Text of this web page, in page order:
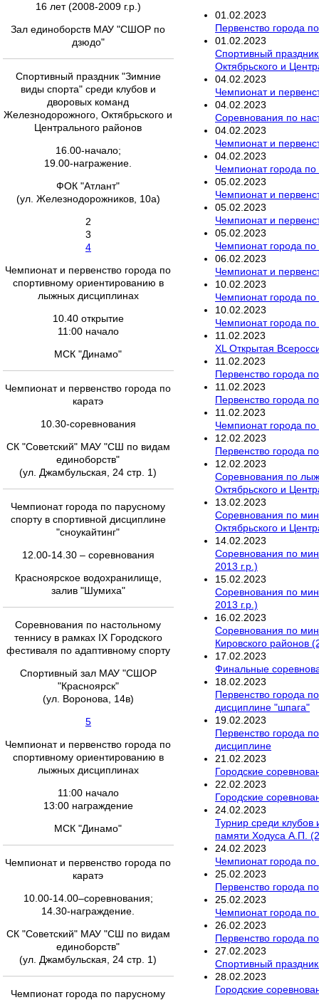
16 лет (2008-2009 г.р.)
Зал единоборств МАУ "СШОР по
дзюдо"
Спортивный праздник "Зимние
виды спорта" среди клубов и
дворовых команд
Железнодорожного, Октябрьского и
Центрального районов
16.00-начало;
19.00-награжение.
ФОК "Атлант"
(ул. Железнодорожников, 10а)
2
3
4
Чемпионат и первенство города по
спортивному ориентированию в
лыжных дисциплинах
10.40 открытие
11:00 начало
МСК "Динамо"
Чемпионат и первенство города по
каратэ
10.30-соревнования
СК "Советский" МАУ "СШ по видам
единоборств"
(ул. Джамбульская, 24 стр. 1)
Чемпионат города по парусному
спорту в спортивной дисциплине
"сноукайтинг"
12.00-14.30 – соревнования
Красноярское водохранилище,
залив "Шумиха"
Соревнования по настольному
теннису в рамках IX Городского
фестиваля по адаптивному спорту
Спортивный зал МАУ "СШОР
"Красноярск"
(ул. Воронова, 14в)
5
Чемпионат и первенство города по
спортивному ориентированию в
лыжных дисциплинах
11:00 начало
13:00 награждение
МСК "Динамо"
Чемпионат и первенство города по
каратэ
10.00-14.00–соревнования;
14.30-награждение.
СК "Советский" МАУ "СШ по видам
единоборств"
(ул. Джамбульская, 24 стр. 1)
Чемпионат города по парусному
01 02 2023
Первенство города
01 02 2023
Спортивный
Октябрьского и
04 02 2023
Чемпионат и
04 02 2023
Соревнования по
04 02 2023
Чемпионат и
04 02 2023
Чемпионат города по
05 02 2023
Чемпионат и
05 02 2023
Чемпионат и
05 02 2023
Чемпионат города
06 02 2023
Чемпионат и
10 02 2023
Чемпионат города по
10 02 2023
Чемпионат города
11 02 2023
XL Открытая
11 02 2023
Первенство города
11 02 2023
Первенство города
11 02 2023
Чемпионат города по
12 02 2023
Первенство города
12 02 2023
Соревнования по
Октябрьского и
13 02 2023
Соревнования по
Октябрьского и
14 02 2023
Соревнования по
2013 г.р.)
15 02 2023
Соревнования по
2013 г.р.)
16 02 2023
Соревнования по
Кировского районов
17 02 2023
Финальные
18 02 2023
Первенство города
дисциплине "шпага"
19 02 2023
Первенство города
дисциплине
21 02 2023
Городские
22 02 2023
Городские
24 02 2023
Турнир среди
памяти Ходуса А.П.
24 02 2023
Чемпионат города по
25 02 2023
Первенство города
25 02 2023
Чемпионат города по
26 02 2023
Первенство города
27 02 2023
Спортивный
28 02 2023
Городские